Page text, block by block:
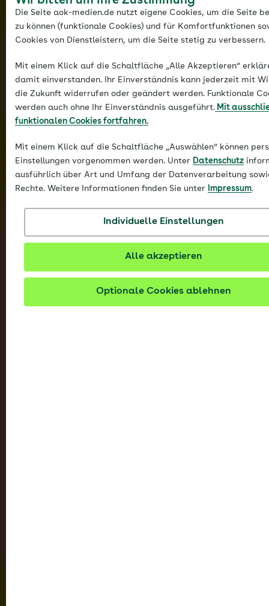
Die Seite aok-medien.de nutzt eigene Cookies, um die Seite
zu können (funktionale Cookies) und für Komfortfunktionen
Cookies von Dienstleistern, um die Seite stetig zu verbessern.
Mit einem Klick auf die Schaltfläche „Alle Akzeptieren“
damit einverstanden. Ihr Einverständnis kann jederzeit mit
die Zukunft widerrufen oder geändert werden. Funktionale
werden auch ohne Ihr Einverständnis ausgeführt. Mit
funktionalen Cookies fortfahren.
Mit einem Klick auf die Schaltfläche „Auswählen“ können
Einstellungen vorgenommen werden. Unter Datenschutz
ausführlich über Art und Umfang der Datenverarbeitung
Rechte. Weitere Informationen finden Sie unter
Impressum.
Individuelle Einstellungen
Alle akzeptieren
Optionale Cookies ablehnen